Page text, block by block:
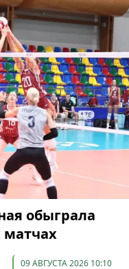
обыграла
09 АВГУСТА 2026 10:10